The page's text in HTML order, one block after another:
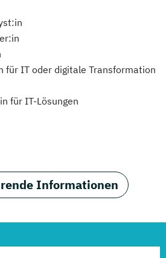
für IT oder digitale Transformation
für IT-Lösungen
Informationen